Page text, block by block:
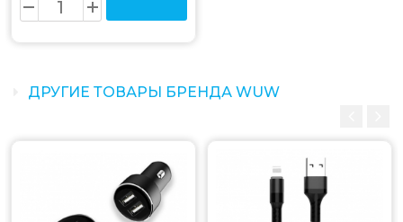
ДРУГИЕ ТОВАРЫ БРЕНДА WUW